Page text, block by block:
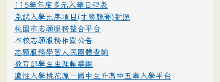
115學年度多元入學日程表
免試入學比序項目(才藝競賽)對照
桃園市志願服務整合平台
本校志願服務相關公告
志願服務學習人民團體查詢
教育部學生生涯輔導網
適性入學桃花源－國中生升高中五專入學平台